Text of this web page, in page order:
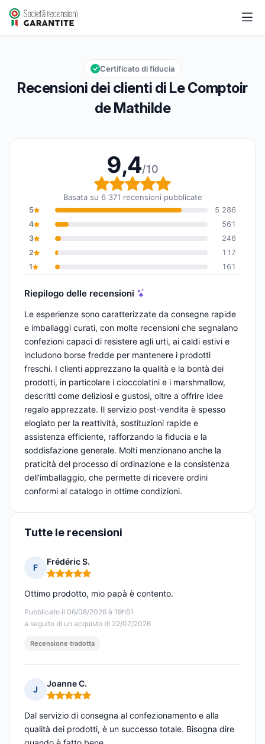
Le Comptoir de Mathilde
Valutazione globale: 9,4 su 10
9,4/10
Recensioni dei clienti di Le Comptoir
de Mathilde
Certificato di fiducia
9,4/10
Valutazione globale:
Basata su 6 371 recensioni pubblicate
5
5 286
4
561
3
246
2
117
1
161
Riepilogo delle recensioni
Le esperienze sono caratterizzate da consegne rapide
e imballaggi curati, con molte recensioni che segnalano
confezioni capaci di resistere agli urti, ai caldi estivi e
includono borse fredde per mantenere i prodotti
freschi. I clienti apprezzano la qualità e la bontà dei
prodotti, in particolare i cioccolatini e i marshmallow,
descritti come deliziosi e gustosi, oltre a offrire idee
regalo apprezzate. Il servizio post-vendita è spesso
elogiato per la reattività, sostituzioni rapide e
assistenza efficiente, rafforzando la fiducia e la
soddisfazione generale. Molti menzionano anche la
praticità del processo di ordinazione e la consistenza
dell’imballaggio, che permette di ricevere ordini
conformi al catalogo in ottime condizioni.
Tutte le recensioni
F
Frédéric S.
Nota: 5 su 5
Pubblicato il 06/08/2026 à 19h51
a seguito di un acquisto di 22/07/2026
Ottimo prodotto, mio papà è contento.
Recensione tradotta
J
Joanne C.
Nota: 5 su 5
Dal servizio di consegna al confezionamento e alla
qualità dei prodotti, è un successo totale. Bisogna dire